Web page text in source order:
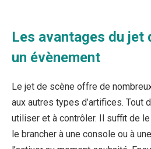
Les avantages du jet
un évènement
Le jet de scène offre de
aux autres types d’artifices. Tout
utiliser et à contrôler. Il suffit de
le brancher à une console ou à